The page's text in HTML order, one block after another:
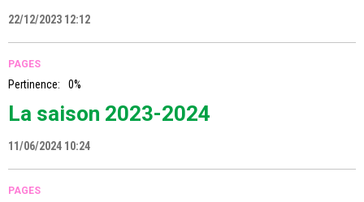
22/12/2023 12:12
PAGES
Pertinence: 0%
La saison 2023-2024
11/06/2024 10:24
PAGES